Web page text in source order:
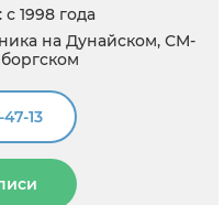
1998 года
на Дунайском, СМ-
13